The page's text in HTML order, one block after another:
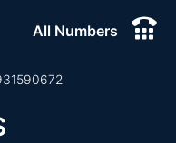
All Numbers